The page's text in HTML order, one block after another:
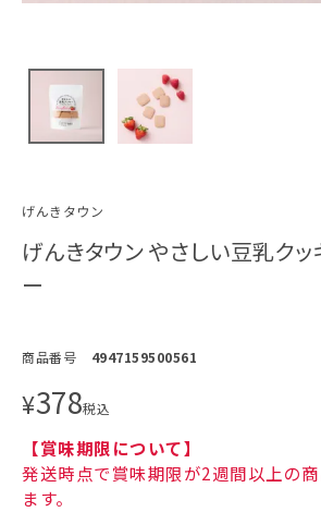
げんきタウン
げんきタウン やさしい豆乳ク
ー
商品番号 4947159500561
¥378税込
【賞味期限について】
発送時点で賞味期限が2週間以上の
ます。